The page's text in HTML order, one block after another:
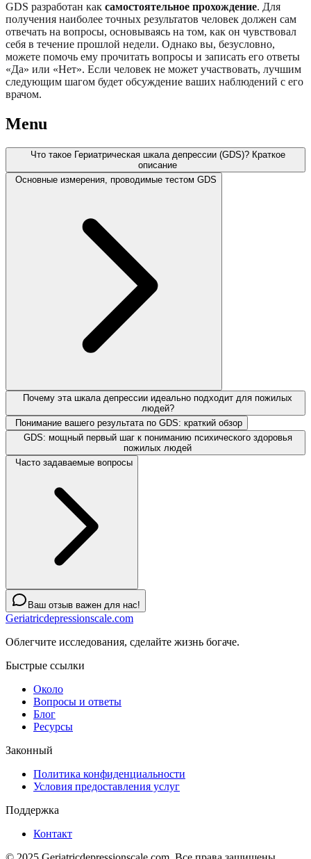
GDS разработан как самостоятельное прохождение. Для
получения наиболее точных результатов человек должен сам
отвечать на вопросы, основываясь на том, как он чувствовал
себя в течение прошлой недели. Однако вы, безусловно,
можете помочь ему прочитать вопросы и записать его ответы
«Да» или «Нет». Если человек не может участвовать, лучшим
следующим шагом будет обсуждение ваших наблюдений с его
врачом.
Menu
Что такое Гериатрическая шкала депрессии (GDS)? Краткое
описание
Основные измерения, проводимые тестом GDS
Почему эта шкала депрессии идеально подходит для пожилых
людей?
Понимание вашего результата по GDS: краткий обзор
GDS: мощный первый шаг к пониманию психического здоровья
пожилых людей
Часто задаваемые вопросы
Ваш отзыв важен для нас!
Geriatricdepressionscale.com
Облегчите исследования, сделайте жизнь богаче.
Быстрые ссылки
Около
Вопросы и ответы
Блог
Ресурсы
Законный
Политика конфиденциальности
Условия предоставления услуг
Поддержка
Контакт